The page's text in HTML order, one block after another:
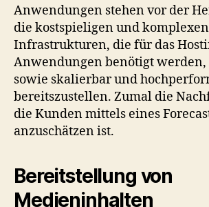
Anwendungen stehen vor der
die kostspieligen und komplexen
Infrastrukturen, die für das
Anwendungen benötigt werden,
sowie skalierbar und
bereitszustellen. Zumal die
die Kunden mittels eines
anzuschätzen ist.
Bereitstellung von
Medieninhalten